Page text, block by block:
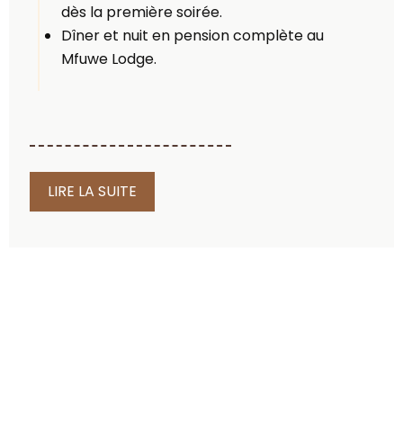
dès la première soirée.
Dîner et nuit en pension complète au
Mfuwe Lodge.
Situé au cœur du parc national de
LIRE LA SUITE